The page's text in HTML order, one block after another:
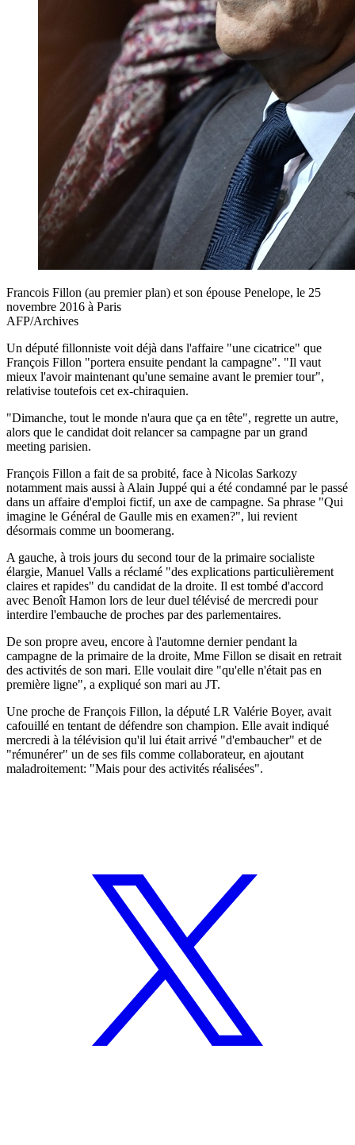
Francois Fillon (au premier plan) et son épouse Penelope, le 25
novembre 2016 à Paris
AFP/Archives
Un député fillonniste voit déjà dans l'affaire "une cicatrice" que
François Fillon "portera ensuite pendant la campagne". "Il vaut
mieux l'avoir maintenant qu'une semaine avant le premier tour",
relativise toutefois cet ex-chiraquien.
"Dimanche, tout le monde n'aura que ça en tête", regrette un autre,
alors que le candidat doit relancer sa campagne par un grand
meeting parisien.
François Fillon a fait de sa probité, face à Nicolas Sarkozy
notamment mais aussi à Alain Juppé qui a été condamné par le passé
dans un affaire d'emploi fictif, un axe de campagne. Sa phrase "Qui
imagine le Général de Gaulle mis en examen?", lui revient
désormais comme un boomerang.
A gauche, à trois jours du second tour de la primaire socialiste
élargie, Manuel Valls a réclamé "des explications particulièrement
claires et rapides" du candidat de la droite. Il est tombé d'accord
avec Benoît Hamon lors de leur duel télévisé de mercredi pour
interdire l'embauche de proches par des parlementaires.
De son propre aveu, encore à l'automne dernier pendant la
campagne de la primaire de la droite, Mme Fillon se disait en retrait
des activités de son mari. Elle voulait dire "qu'elle n'était pas en
première ligne", a expliqué son mari au JT.
Une proche de François Fillon, la député LR Valérie Boyer, avait
cafouillé en tentant de défendre son champion. Elle avait indiqué
mercredi à la télévision qu'il lui était arrivé "d'embaucher" et de
"rémunérer" un de ses fils comme collaborateur, en ajoutant
maladroitement: "Mais pour des activités réalisées".